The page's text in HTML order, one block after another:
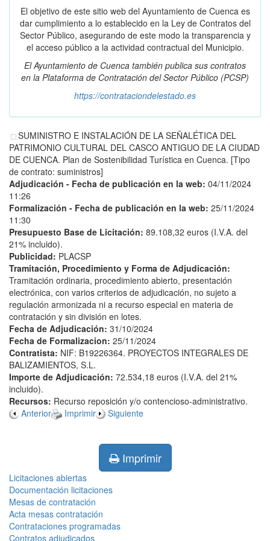
El objetivo de este sitio web del Ayuntamiento de Cuenca es
dar cumplimiento a lo establecido en la Ley de Contratos del
Sector Público, asegurando de este modo la transparencia y
el acceso público a la actividad contractual del Municipio.
El Ayuntamiento de Cuenca también publica sus contratos
en la Plataforma de Contratación del Sector Público (PCSP)
https://contrataciondelestado.es
SUMINISTRO E INSTALACIÓN DE LA SEÑALÉTICA DEL
PATRIMONIO CULTURAL DEL CASCO ANTIGUO DE LA CIUDAD
DE CUENCA. Plan de Sostenibilidad Turística en Cuenca. [Tipo
de contrato: suministros]
Adjudicación - Fecha de publicación en la web: 04/11/2024
11:26
Formalización - Fecha de publicación en la web: 25/11/2024
11:30
Presupuesto Base de Licitación: 89.108,32 euros (I.V.A. del
21% incluido).
Publicidad: PLACSP
Tramitación, Procedimiento y Forma de Adjudicación:
Tramitación ordinaria, procedimiento abierto, presentación
electrónica, con varios criterios de adjudicación, no sujeto a
regulación armonizada ni a recurso especial en materia de
contratación y sin división en lotes.
Fecha de Adjudicación: 31/10/2024
Fecha de Formalizacion: 25/11/2024
Contratista: NIF: B19226364. PROYECTOS INTEGRALES DE
BALIZAMIENTOS, S.L.
Importe de Adjudicación: 72.534,18 euros (I.V.A. del 21%
incluido).
Recursos: Recurso reposición y/o contencioso-administrativo.
Anterior
Imprimir Siguiente
Imprimir
Licitaciones abiertas
Documentación licitaciones
Mesas de contratación
Acta mesas contratación
Contrataciones programadas
Contratos adjudicados